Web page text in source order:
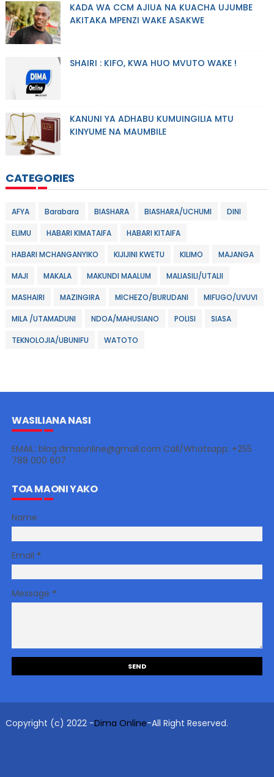
KADA WA CCM AJIUA NA KUACHA UJUMBE
AKITAKA MPENZI WAKE ASAKWE
SHAIRI : KIFO, KWA HUO MVUTO WAKE !
KANUNI YA ADHABU KUMUINGILIA MTU
KINYUME NA MAUMBILE
CATEGORIES
AFYA Barabara BIASHARA BIASHARA/UCHUMI DINI
ELIMU HABARI KIMATAIFA HABARI KITAIFA
HABARI MCHANGANYIKO KIJIJINI KWETU KILIMO MAJANGA
MAJI MAKALA MAKUNDI MAALUM MALIASILI/UTALII
MASHAIRI MAZINGIRA MICHEZO/BURUDANI MIFUGO/UVUVI
MILA /UTAMADUNI NDOA/MAHUSIANO POLISI SIASA
TEKNOLOJIA/UBUNIFU WATOTO
WASILIANA NASI
EMAIL: blog.dimaonline@gmail.com Call/Whatsapp: +255
788 000 607
TOA MAONI YAKO
Name
Email *
Message *
Copyright (c) 2022 -Dima Online-All Right Reserved.